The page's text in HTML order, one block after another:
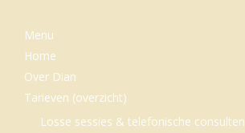
is
een
kunst
die
Menu
Home
Over Dian
Tarieven (overzicht)
Losse sessies & telefonische consulten